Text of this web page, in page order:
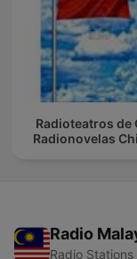
Radioteatros de
Radionovelas
Radio
Radio